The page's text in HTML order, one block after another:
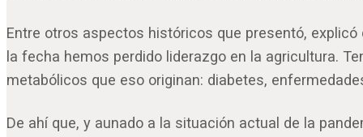
Entre otros aspectos históricos que presentó,
la fecha hemos perdido liderazgo en la agricultura.
metabólicos que eso originan: diabetes,
De ahí que, y aunado a la situación actual de la